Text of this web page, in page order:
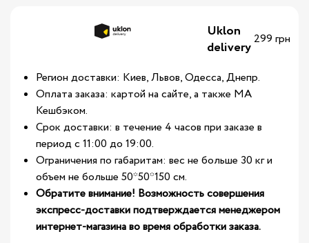
Uklon
delivery 299 грн
Регион доставки: Киев, Львов, Одесса, Днепр.
Оплата заказа: картой на сайте, а также МА
Кешбэком.
Срок доставки: в течение 4 часов при заказе в
период с 11:00 до 19:00.
Ограничения по габаритам: вес не больше 30 кг и
объем не больше 50*50*150 см.
Обратите внимание! Возможность совершения
экспресс-доставки подтверждается менеджером
интернет-магазина во время обработки заказа.